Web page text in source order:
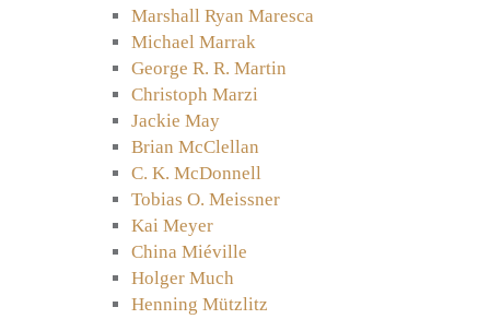
Marshall Ryan Maresca
Michael Marrak
George R. R. Martin
Christoph Marzi
Jackie May
Brian McClellan
C. K. McDonnell
Tobias O. Meissner
Kai Meyer
China Miéville
Holger Much
Henning Mützlitz